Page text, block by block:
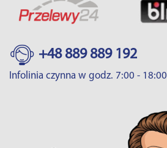
+48 889 889 192
Infolinia czynna w godz. 7:00 - 18:00